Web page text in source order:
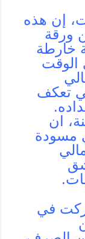
إن هذه
ورقة
خارطة
الوقت
تعكف
ان
مسودة
في